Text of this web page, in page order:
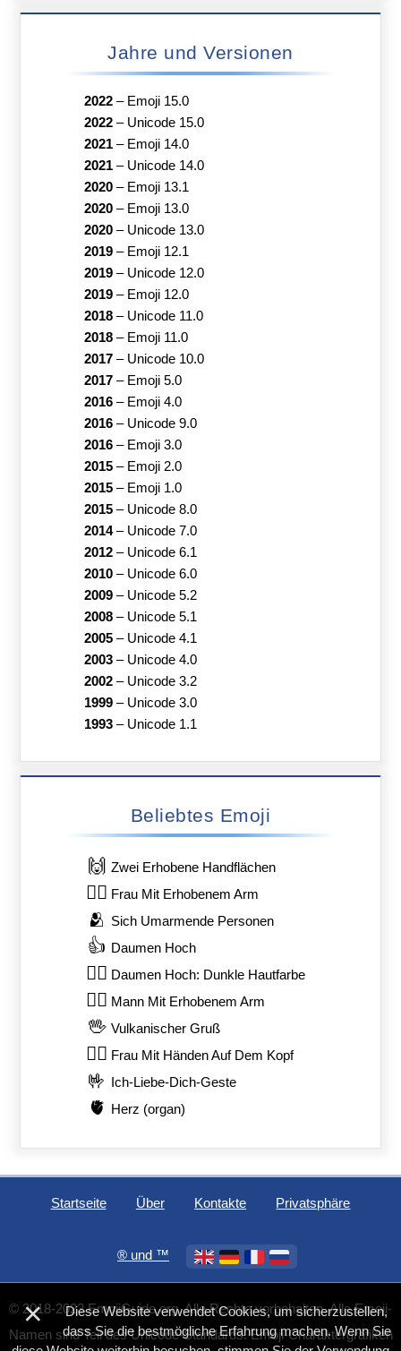
Jahre und Versionen
2022– Emoji 15.0
2022– Unicode 15.0
2021– Emoji 14.0
2021– Unicode 14.0
2020– Emoji 13.1
2020– Emoji 13.0
2020– Unicode 13.0
2019– Emoji 12.1
2019– Unicode 12.0
2019– Emoji 12.0
2018– Unicode 11.0
2018– Emoji 11.0
2017– Unicode 10.0
2017– Emoji 5.0
2016– Emoji 4.0
2016– Unicode 9.0
2016– Emoji 3.0
2015– Emoji 2.0
2015– Emoji 1.0
2015– Unicode 8.0
2014– Unicode 7.0
2012– Unicode 6.1
2010– Unicode 6.0
2009– Unicode 5.2
2008– Unicode 5.1
2005– Unicode 4.1
2003– Unicode 4.0
2002– Unicode 3.2
1999– Unicode 3.0
1993– Unicode 1.1
Beliebtes Emoji
🙌 Zwei Erhobene Handflächen
🙋‍♀️ Frau Mit Erhobenem Arm
🫂 Sich Umarmende Personen
👍 Daumen Hoch
👍🏿 Daumen Hoch: Dunkle Hautfarbe
🙋‍♂️ Mann Mit Erhobenem Arm
🖖 Vulkanischer Gruß
🙆‍♀️ Frau Mit Händen Auf Dem Kopf
🤟 Ich-Liebe-Dich-Geste
🫀 Herz (organ)
Startseite Über Kontakte Privatsphäre
®️ und ™
© 2018-2023 EmojiGuide.org. Alle Rechte vorbehalten. Alle Emoji-
Namen sind Teil des Unicode-Standards. Emoji-Charaktergrafiken
×
Diese Website verwendet Cookies, um sicherzustellen,
dass Sie die bestmögliche Erfahrung machen. Wenn Sie